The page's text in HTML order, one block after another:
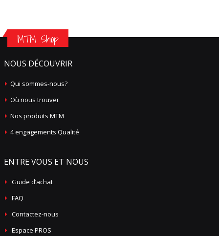
MTM Shop
NOUS DÉCOUVRIR
Qui sommes-nous?
Où nous trouver
Nos produits MTM
4 engagements Qualité
ENTRE VOUS ET NOUS
Guide d’achat
FAQ
Contactez-nous
Espace PROS